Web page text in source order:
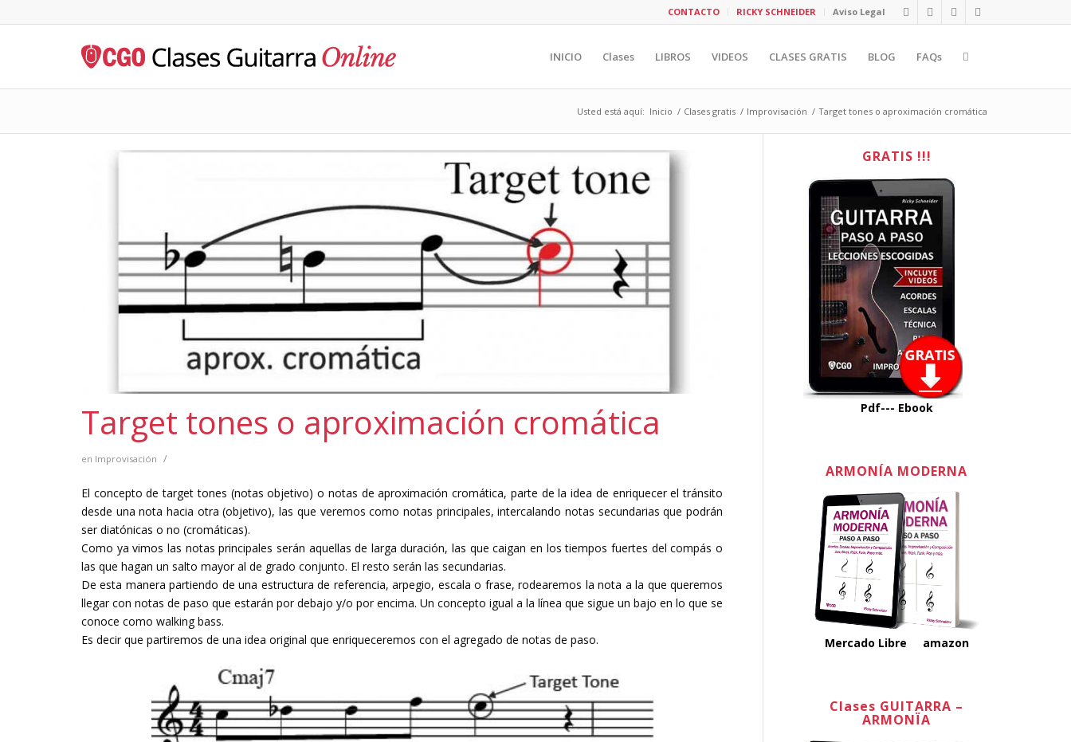
CONTACTO RICKY SCHNEIDER Aviso Legal
INICIO Clases LIBROS VIDEOS CLASES GRATIS BLOG FAQs
Usted está aquí: Inicio / Clases gratis / Improvisación / Target tones o aproximación cromática
Target tones o aproximación cromática
en Improvisación /
El concepto de target tones (notas objetivo) o notas de aproximación cromática, parte de la idea de enriquecer el tránsito
desde una nota hacia otra (objetivo), las que veremos como notas principales, intercalando notas secundarias que podrán
ser diatónicas o no (cromáticas).
Como ya vimos las notas principales serán aquellas de larga duración, las que caigan en los tiempos fuertes del compás o
las que hagan un salto mayor al de grado conjunto. El resto serán las secundarias.
De esta manera partiendo de una estructura de referencia, arpegio, escala o frase, rodearemos la nota a la que queremos
llegar con notas de paso que estarán por debajo y/o por encima. Un concepto igual a la línea que sigue un bajo en lo que se
conoce como walking bass.
Es decir que partiremos de una idea original que enriqueceremos con el agregado de notas de paso.
GRATIS !!!
Pdf--- Ebook
ARMONÍA MODERNA
Mercado Libre amazon
Clases GUITARRA –
ARMONÏA